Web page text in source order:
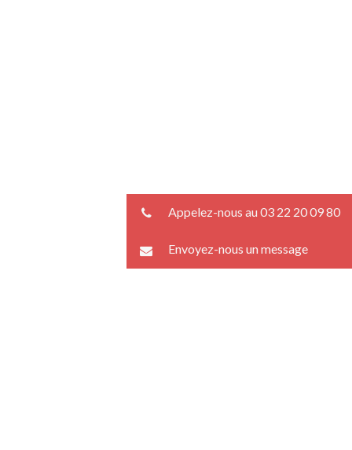
Appelez-nous au 03 22 20 09 80
Envoyez-nous un message